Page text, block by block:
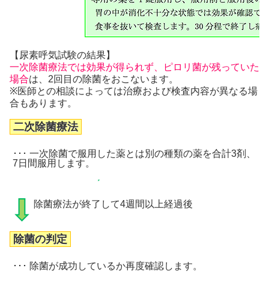
【尿素呼気試験の結果】
一次除菌療法では効果が得られず、ピロリ菌が残っていた
場合は、2回目の除菌をおこないます。
※医師との相談によっては治療および検査内容が異なる場
合もあります。
二次除菌療法
･･･ 一次除菌で服用した薬とは別の種類の薬を合計3剤、
7日間服用します。
除菌療法が終了して4週間以上経過後
除菌の判定
･･･ 除菌が成功しているか再度確認します。